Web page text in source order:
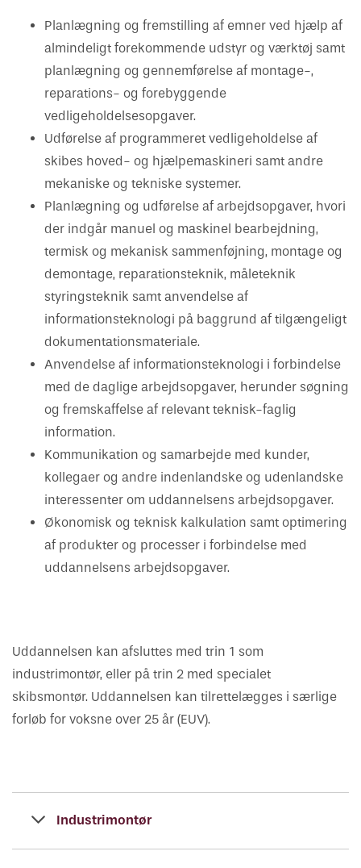
Planlægning og fremstilling af emner ved hjælp af
almindeligt forekommende udstyr og værktøj samt
planlægning og gennemførelse af montage-,
reparations- og forebyggende
vedligeholdelsesopgaver.
Udførelse af programmeret vedligeholdelse af
skibes hoved- og hjælpemaskineri samt andre
mekaniske og tekniske systemer.
Planlægning og udførelse af arbejdsopgaver, hvori
der indgår manuel og maskinel bearbejdning,
termisk og mekanisk sammenføjning, montage og
demontage, reparationsteknik, måleteknik
styringsteknik samt anvendelse af
informationsteknologi på baggrund af tilgængeligt
dokumentationsmateriale.
Anvendelse af informationsteknologi i forbindelse
med de daglige arbejdsopgaver, herunder søgning
og fremskaffelse af relevant teknisk-faglig
information.
Kommunikation og samarbejde med kunder,
kollegaer og andre indenlandske og udenlandske
interessenter om uddannelsens arbejdsopgaver.
Økonomisk og teknisk kalkulation samt optimering
af produkter og processer i forbindelse med
uddannelsens arbejdsopgaver.
Uddannelsen kan afsluttes med trin 1 som
industrimontør, eller på trin 2 med specialet
skibsmontør. Uddannelsen kan tilrettelægges i særlige
forløb for voksne over 25 år (EUV).
Industrimontør
oplæringsforhold?
Uenighed og tvister
Bestil kopi af svendebrev
Rådgivning